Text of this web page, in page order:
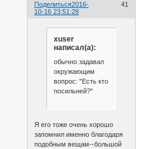
Поделиться 41
2016-
10-16 23:51:28
xuser
написал(а):
обычно задавал
окружающим
вопрос: "Есть кто
посильней?"
Я его тоже очень хорошо
запомнил именно благодаря
подобным вещам--большой